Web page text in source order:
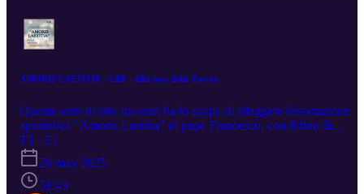
AMORIS LAETITIA - 1di8 - Alla luce della Parola
Questa serie di otto incontri ha lo scopo di rileggere l'esortazione
apostolica "Amoris Laetitia" di papa Francesco, con il fine di
suscitare curiosità e interesse verso il documento e suggerendo
spunti utili per la vita matrimoniale nel suo insieme. Primo di otto
incontri proposti come formazione per le coppie che animano i
percorsi di accompagnamento al matrimonio cristiano.
T1 · E1
26 may 2025
51:43